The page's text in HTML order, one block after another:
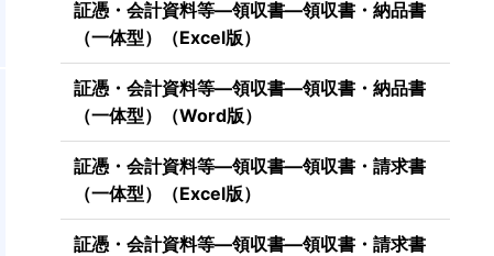
証憑・会計資料等―領収書―領収書・納品書
（一体型）（Excel版）
証憑・会計資料等―領収書―領収書・納品書
（一体型）（Word版）
証憑・会計資料等―領収書―領収書・請求書
（一体型）（Excel版）
証憑・会計資料等―領収書―領収書・請求書